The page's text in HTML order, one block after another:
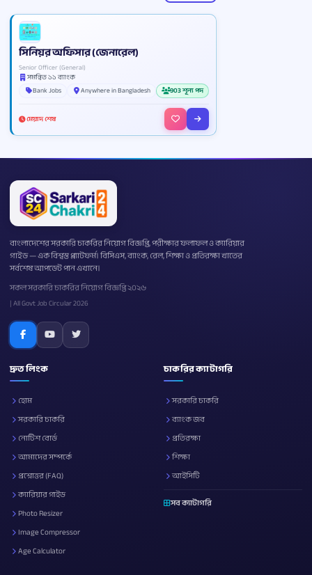
সিনিয়র অফিসার (জেনারেল)
Senior Officer (General)
সমন্বিত ১১ ব্যাংক
Bank Jobs
Anywhere in Bangladesh 903 শূন্য পদ
মেয়াদ শেষ
বাংলাদেশের সরকারি চাকরির নিয়োগ বিজ্ঞপ্তি, পরীক্ষার ফলাফল ও ক্যারিয়ার
গাইড — এক বিশ্বস্ত প্ল্যাটফর্ম। বিসিএস, ব্যাংক, রেল, শিক্ষা ও প্রতিরক্ষা খাতের
সর্বশেষ আপডেট পান এখানে।
সকল সরকারি চাকরির নিয়োগ বিজ্ঞপ্তি ২০২৬
| All Govt Job Circular 2026
দ্রুত লিংক
হোম
সরকারি চাকরি
নোটিশ বোর্ড
আমাদের সম্পর্কে
প্রশ্নোত্তর (FAQ)
ক্যারিয়ার গাইড
Photo Resizer
Image Compressor
Age Calculator
চাকরির ক্যাটাগরি
সরকারি চাকরি
ব্যাংক জব
প্রতিরক্ষা
শিক্ষা
আইসিটি
সব ক্যাটাগরি